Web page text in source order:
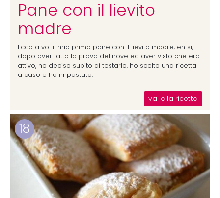
Pane con il lievito
madre
Ecco a voi il mio primo pane con il lievito madre, eh si,
dopo aver fatto la prova del nove ed aver visto che era
attivo, ho deciso subito di testarlo, ho scelto una ricetta
a caso e ho impastato.
vai alla ricetta
18